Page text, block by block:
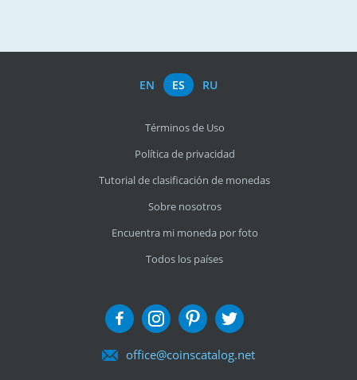
EN ES RU
Términos de Uso
Política de privacidad
Tutorial de clasificación de monedas
Sobre nosotros
Encuentra mi moneda por foto
Todos los países
office@coinscatalog.net